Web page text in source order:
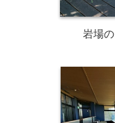
岩場